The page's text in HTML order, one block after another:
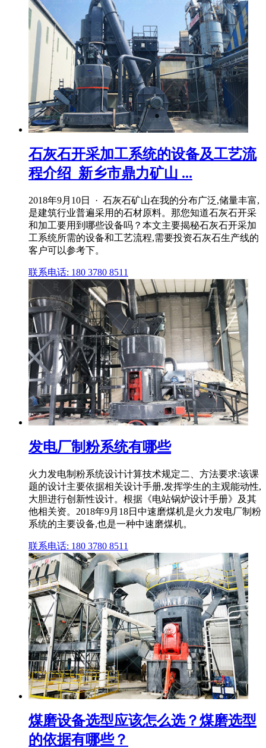
石灰石开采加工系统的设备及工艺流
程介绍_新乡市鼎力矿山 ...
2018年9月10日 · 石灰石矿山在我的分布广泛,储量丰富,
是建筑行业普遍采用的石材原料。那您知道石灰石开采
和加工要用到哪些设备吗？本文主要揭秘石灰石开采加
工系统所需的设备和工艺流程,需要投资石灰石生产线的
客户可以参考下。
联系电话: 180 3780 8511
发电厂制粉系统有哪些
火力发电制粉系统设计计算技术规定二、方法要求:该课
题的设计主要依据相关设计手册,发挥学生的主观能动性,
大胆进行创新性设计。根据《电站锅炉设计手册》及其
他相关资。2018年9月18日中速磨煤机是火力发电厂制粉
系统的主要设备,也是一种中速磨煤机。
联系电话: 180 3780 8511
煤磨设备选型应该怎么选？煤磨选型
的依据有哪些？